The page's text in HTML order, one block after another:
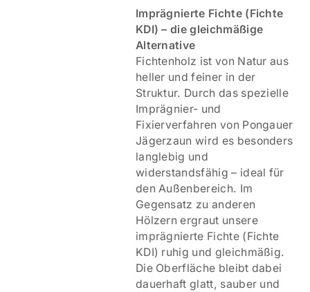
Imprägnierte Fichte (Fichte
KDI) – die gleichmäßige
Alternative
Fichtenholz ist von Natur aus
heller und feiner in der
Struktur. Durch das spezielle
Imprägnier- und
Fixierverfahren von Pongauer
Jägerzaun wird es besonders
langlebig und
widerstandsfähig – ideal für
den Außenbereich. Im
Gegensatz zu anderen
Hölzern ergraut unsere
imprägnierte Fichte (Fichte
KDI) ruhig und gleichmäßig.
Die Oberfläche bleibt dabei
dauerhaft glatt, sauber und